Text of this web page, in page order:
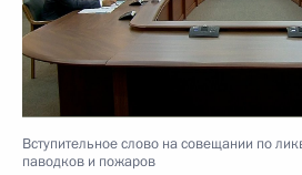
Вступительное слово на совещании по
паводков и пожаров